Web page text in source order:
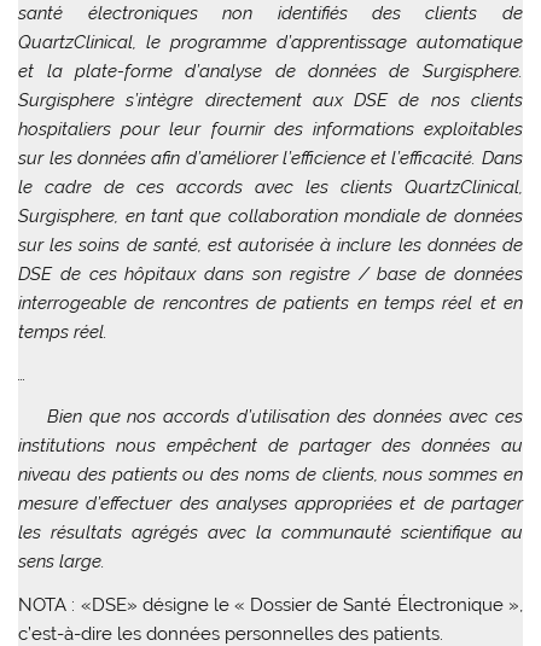
santé électroniques non identifiés des clients de
QuartzClinical, le programme d’apprentissage automatique
et la plate-forme d’analyse de données de Surgisphere.
Surgisphere s’intègre directement aux DSE de nos clients
hospitaliers pour leur fournir des informations exploitables
sur les données afin d’améliorer l’efficience et l’efficacité. Dans
le cadre de ces accords avec les clients QuartzClinical,
Surgisphere, en tant que collaboration mondiale de données
sur les soins de santé, est autorisée à inclure les données de
DSE de ces hôpitaux dans son registre / base de données
interrogeable de rencontres de patients en temps réel et en
temps réel.
…
Bien que nos accords d’utilisation des données avec ces
institutions nous empêchent de partager des données au
niveau des patients ou des noms de clients, nous sommes en
mesure d’effectuer des analyses appropriées et de partager
les résultats agrégés avec la communauté scientifique au
sens large.
NOTA : «DSE» désigne le « Dossier de Santé Électronique »,
c’est-à-dire les données personnelles des patients.